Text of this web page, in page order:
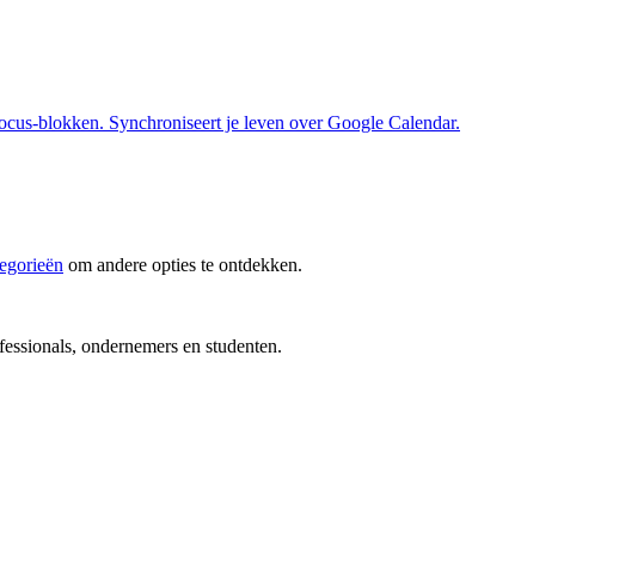
blokken. Synchroniseert je leven over Google Calendar.
om andere opties te ontdekken.
ondernemers en studenten.